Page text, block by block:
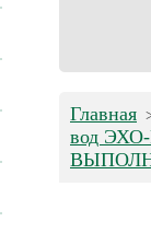
Главная
вод